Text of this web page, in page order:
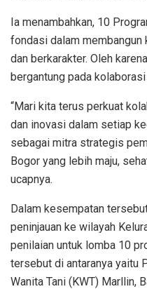
Ia menambahkan, 10
fondasi dalam membangun
dan berkarakter. Oleh
bergantung pada
“Mari kita terus perkuat
dan inovasi dalam setiap
sebagai mitra strategis
Bogor yang lebih maju,
ucapnya.
Dalam kesempatan
peninjauan ke wilayah
penilaian untuk lomba 10
tersebut di antaranya yaitu
Wanita Tani (KWT) Marllin,